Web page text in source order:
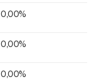
0,00%
0,00%
0,00%